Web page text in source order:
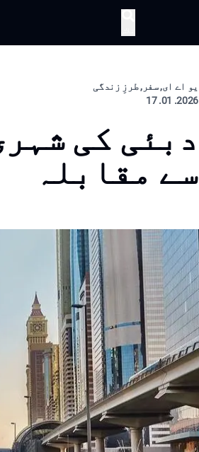
یو اے ای, سفر, طرزِ زندگی
2026. 01. 17
دبئی کی
سے مقابلہ